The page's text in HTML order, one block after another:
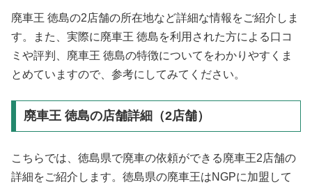
廃車王 徳島の2店舗の所在地など詳細な情報をご紹介しま
す。また、実際に廃車王 徳島を利用された方による口コ
ミや評判、廃車王 徳島の特徴についてをわかりやすくま
とめていますので、参考にしてみてください。
廃車王 徳島の店舗詳細（2店舗）
こちらでは、徳島県で廃車の依頼ができる廃車王2店舗の
詳細をご紹介します。徳島県の廃車王はNGPに加盟して